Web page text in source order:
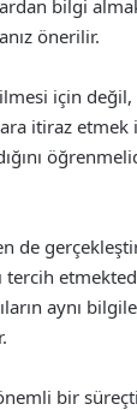
bilgi
önerilir.
için
itiraz
tercih
aynı
bir